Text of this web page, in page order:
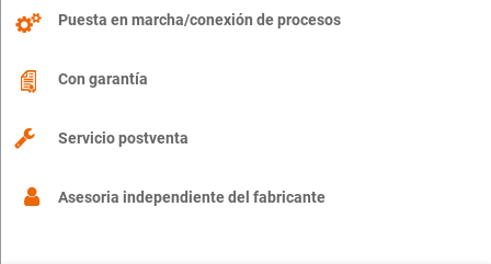
Puesta en marcha/conexión de procesos
Con garantía
Servicio postventa
Asesoria independiente del fabricante